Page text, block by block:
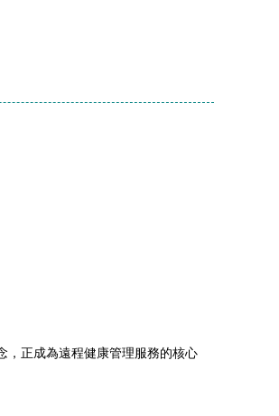
，正成為遠程健康管理服務的核心